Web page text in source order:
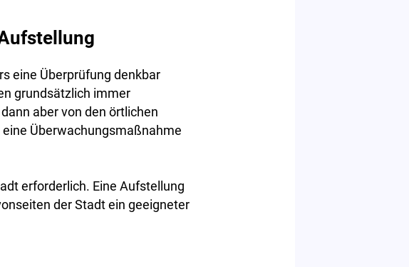
eine Überprüfung denkbar
grundsätzlich immer
aber von den örtlichen
Überwachungsmaßnahme
erforderlich. Eine Aufstellung
der Stadt ein geeigneter